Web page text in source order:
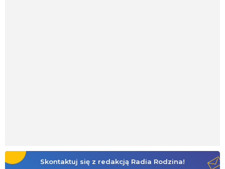
Skontaktuj się z redakcją Radia Rodzina!